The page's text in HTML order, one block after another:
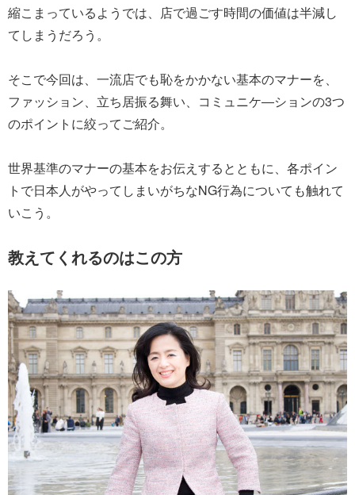
縮こまっているようでは、店で過ごす時間の価値は半減し
てしまうだろう。
そこで今回は、一流店でも恥をかかない基本のマナーを、
ファッション、立ち居振る舞い、コミュニケ―ションの3つ
のポイントに絞ってご紹介。
世界基準のマナーの基本をお伝えするとともに、各ポイン
トで日本人がやってしまいがちなNG行為についても触れて
いこう。
教えてくれるのはこの方